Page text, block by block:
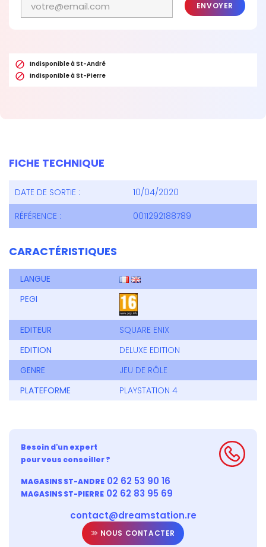
ENVOYER
 Indisponible à St-André
 Indisponible à St-Pierre
FICHE TECHNIQUE
DATE DE SORTIE :
10/04/2020
RÉFÉRENCE :
0011292188789
CARACTÉRISTIQUES
LANGUE
PEGI
EDITEUR
SQUARE ENIX
EDITION
DELUXE EDITION
GENRE
JEU DE RÔLE
PLATEFORME
PLAYSTATION 4
Besoin d'un expert
pour vous conseiller ?
MAGASINS ST-ANDRE 02 62 53 90 16
MAGASINS ST-PIERRE 02 62 83 95 69
contact@dreamstation.re
NOUS CONTACTER